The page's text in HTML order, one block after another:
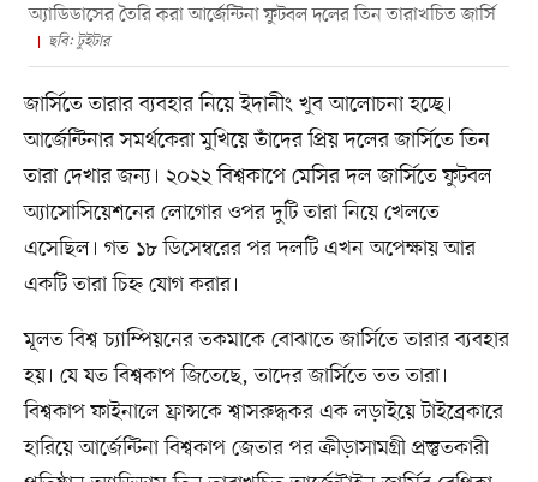
অ্যাডিডাসের তৈরি করা আর্জেন্টিনা ফুটবল দলের তিন তারাখচিত জার্সি
ছবি: টুইটার
জার্সিতে তারার ব্যবহার নিয়ে ইদানীং খুব আলোচনা হচ্ছে।
আর্জেন্টিনার সমর্থকেরা মুখিয়ে তাঁদের প্রিয় দলের জার্সিতে তিন
তারা দেখার জন্য। ২০২২ বিশ্বকাপে মেসির দল জার্সিতে ফুটবল
অ্যাসোসিয়েশনের লোগোর ওপর দুটি তারা নিয়ে খেলতে
এসেছিল। গত ১৮ ডিসেম্বরের পর দলটি এখন অপেক্ষায় আর
একটি তারা চিহ্ন যোগ করার।
মূলত বিশ্ব চ্যাম্পিয়নের তকমাকে বোঝাতে জার্সিতে তারার ব্যবহার
হয়। যে যত বিশ্বকাপ জিতেছে, তাদের জার্সিতে তত তারা।
বিশ্বকাপ ফাইনালে ফ্রান্সকে শ্বাসরুদ্ধকর এক লড়াইয়ে টাইব্রেকারে
হারিয়ে আর্জেন্টিনা বিশ্বকাপ জেতার পর ক্রীড়াসামগ্রী প্রস্তুতকারী